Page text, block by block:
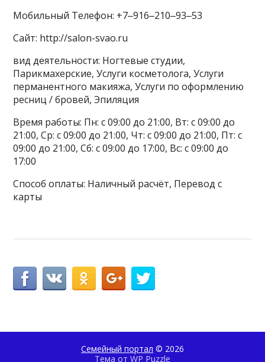
Мобильный Телефон: +7‒916‒210‒93‒53
Сайт: http://salon-svao.ru
вид деятельности: Ногтевые студии,
Парикмахерские, Услуги косметолога, Услуги
перманентного макияжа, Услуги по оформлению
ресниц / бровей, Эпиляция
Время работы: Пн: с 09:00 до 21:00, Вт: с 09:00 до
21:00, Ср: с 09:00 до 21:00, Чт: с 09:00 до 21:00, Пт: с
09:00 до 21:00, Сб: с 09:00 до 17:00, Вс: с 09:00 до
17:00
Способ оплаты: Наличный расчёт, Перевод с
карты
Семейный портал © 2026
Тема от WP Puzzle